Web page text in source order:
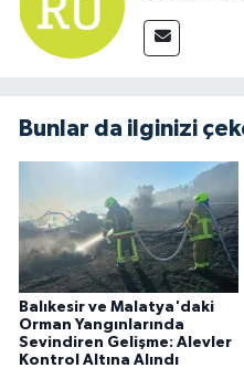
Bunlar da ilginizi
Balıkesir ve Malatya'daki
Orman Yangınlarında
Sevindiren Gelişme: Alevler
Kontrol Altına Alındı